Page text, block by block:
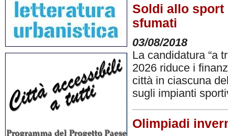
Soldi allo sport
sfumati
03/08/2018
La candidatura “a
2026 riduce i
città in ciascuna
sugli impianti
Olimpiadi